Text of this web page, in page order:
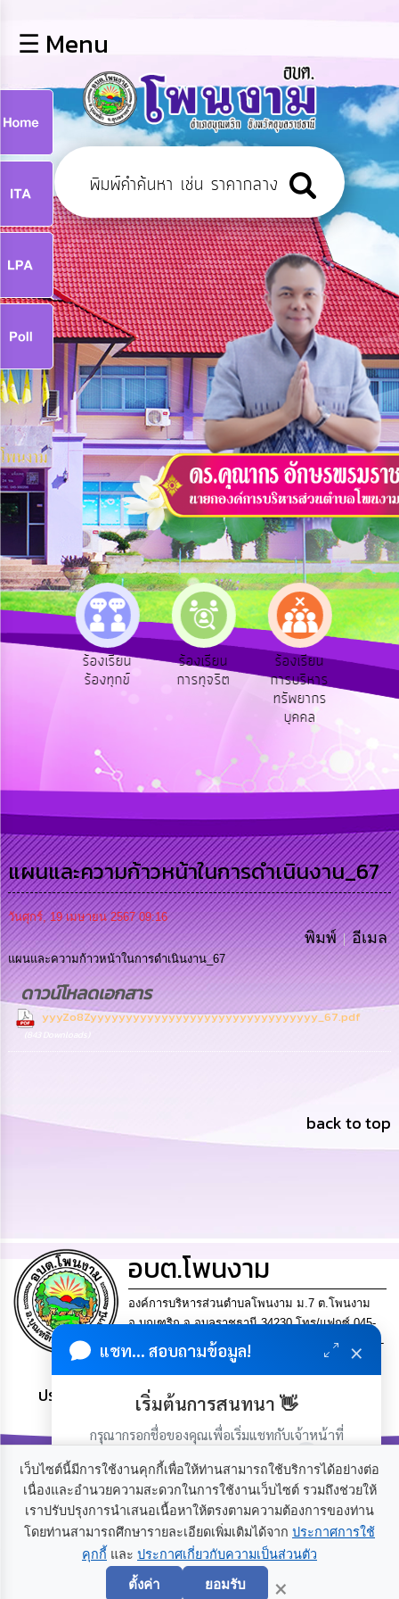
หลัก
ข้อมูล
พื้น
ฐาน
บุคลากร
แผน
ยุทธศาสตร์
ข่าวสาร
กิจการ
สภา
บริการ
ข้อมูล
การ
เปิด
เผย
ข้อมูล
สาธารณะ
OIT
e-
Service
ดำเนิน
งาน
การ
ให้
บริการ
แผนการ
ใช้
จ่าย
งบ
ประมาณ
ประจำ
ปี
บริหาร
จัด
ซื้อ
จัด
จ้าง
การ
เงิน
การ
คลัง
แผนการ
ป้องกัน
การ
ทุจริต
การ
☰ Menu
ร้องเรียน
ร้องทุกข์
ร้องเรียน
การทุจริต
ร้องเรียน
การบริหาร
ทรัพยากร
บุคคล
e-
ออ
แผนและความก้าวหน้าในการดำเนินงาน_67
วันศุกร์, 19 เมษายน 2567 09:16
พิมพ์ อีเมล
แผนและความก้าวหน้าในการดำเนินงาน_67
ดาวน์โหลดเอกสาร
yyyZo8Zyyyyyyyyyyyyyyyyyyyyyyyyyyyyyyyy_67.pdf
(843 Downloads)
back to top
แชท... สอบถามข้อมูล! ×
เริ่มต้นการสนทนา 👋
กรุณากรอกชื่อของคุณเพื่อเริ่มแชทกับเจ้าหน้าที่
เริ่มแชท
อบต.โพนงาม
องค์การบริหารส่วนตำบลโพนงาม ม.7 ต.โพนงาม
อ.บุณฑริก จ.อุบลราชธานี 34230.โทร/แฟกซ์ 045-
953005-7 เลขประจำตัวผู้เสียภาษี 0-9940-00348-26-
ประชาชน มีภูมิคุ้มกัน พึ่งพาตนเอง พอเพียง เป็นสุข
เกี่ยวกับเรา ติดต่อเรา
เว็บไซต์นี้มีการใช้งานคุกกี้เพื่อให้ท่านสามารถใช้บริการได้อย่างต่อ
เนื่องและอำนวยความสะดวกในการใช้งานเว็บไซต์ รวมถึงช่วยให้
เราปรับปรุงการนำเสนอเนื้อหาให้ตรงตามความต้องการของท่าน
โดยท่านสามารถศึกษารายละเอียดเพิ่มเติมได้จาก ประกาศการใช้
คุกกี้ และ ประกาศเกี่ยวกับความเป็นส่วนตัว
ตั้งค่า ยอมรับ ×